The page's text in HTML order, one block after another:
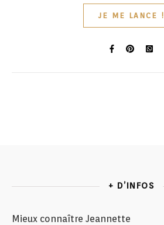
JE ME LANCE !
+ D’INFOS
Mieux connaître Jeannette